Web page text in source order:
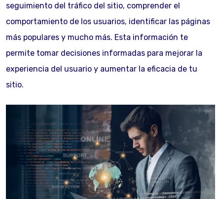
seguimiento del tráfico del sitio, comprender el
comportamiento de los usuarios, identificar las páginas
más populares y mucho más. Esta información te
permite tomar decisiones informadas para mejorar la
experiencia del usuario y aumentar la eficacia de tu
sitio.